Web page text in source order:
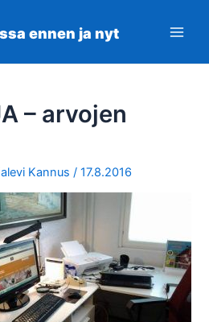
ennen ja nyt
– arvojen
Kannus/17.8.2016